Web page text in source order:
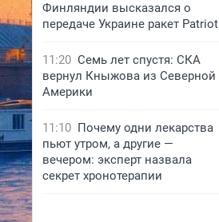
Финляндии высказался о
передаче Украине ракет Patriot
11:20 Семь лет спустя: СКА
вернул Кныжова из Северной
Америки
11:10 Почему одни лекарства
пьют утром, а другие —
вечером: эксперт назвала
секрет хронотерапии